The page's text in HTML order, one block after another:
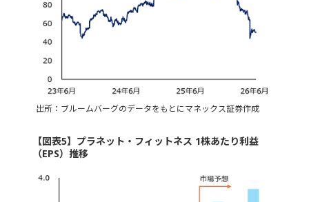
出所：ブルームバーグのデータをもとにマネックス証券作成
【図表5】プラネット・フィットネス 1株あたり利益
（EPS）推移